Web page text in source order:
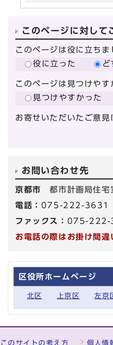
このページに対して
このページは役に立ちま
役に立った
ど
このページは見つけやす
見つけやすかった
お寄せいただいたご意見
お問い合わせ先
京都市都市計画局住宅
電話： 075-222-3631
ファックス： 075-222-
お電話の際はお掛け間違
区役所ホームページ
北区 上京区 左京
このサイトの考え方 個人情